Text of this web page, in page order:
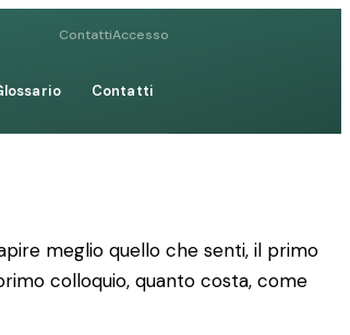
ContattiAccesso
Contatti
meglio quello che senti, il primo
colloquio, quanto costa, come